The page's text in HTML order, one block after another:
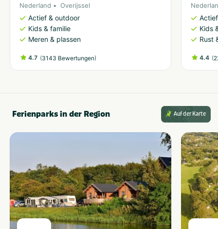
Nederland Overijssel
Actief & outdoor
Kids & familie
Meren & plassen
4.7 (3143 Bewertungen)
Kids
Rust
4.4 (
Ferienparks in der Region Auf der Karte